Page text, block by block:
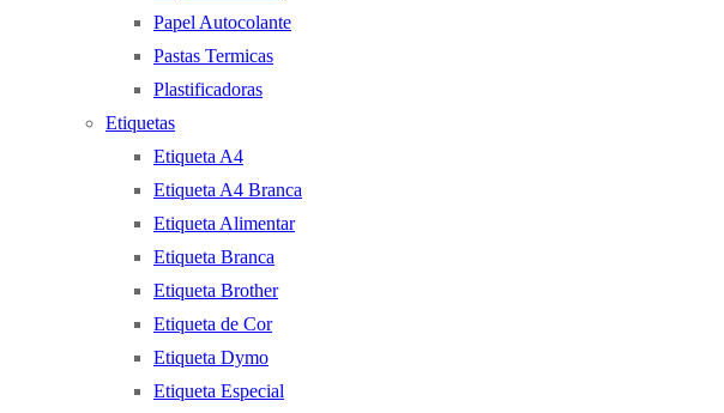
Papel Autocolante
Pastas Termicas
Plastificadoras
Etiquetas
Etiqueta A4
Etiqueta A4 Branca
Etiqueta Alimentar
Etiqueta Branca
Etiqueta Brother
Etiqueta de Cor
Etiqueta Dymo
Etiqueta Especial